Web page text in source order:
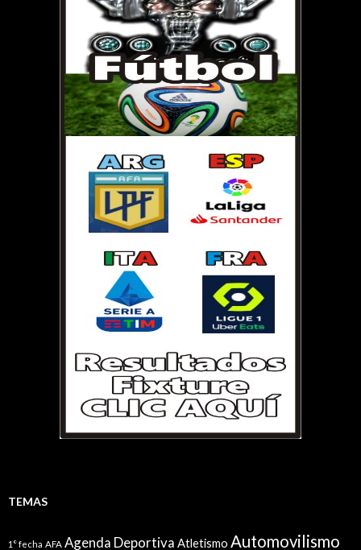
TEMAS
1° fecha AFA Agenda Deportiva Atletismo Automovilismo